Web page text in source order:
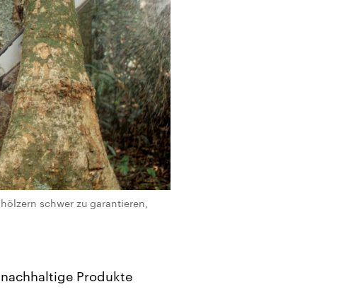
schwer zu garantieren,
Produkte